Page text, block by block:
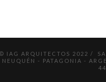
IAG ARQUITECTOS 2022 /
NEUQUÉN - PATAGONIA -